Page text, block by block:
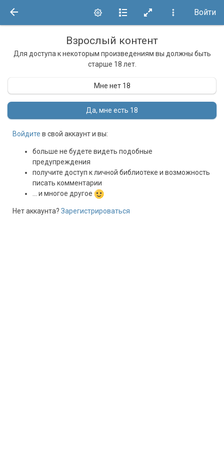
Войти
Взрослый контент
Для доступа к некоторым произведениям вы должны быть
старше 18 лет.
Мне нет 18
Да, мне есть 18
Войдите в свой аккаунт и вы:
больше не будете видеть подобные
предупреждения
получите доступ к личной библиотеке и возможность
писать комментарии
... и многое другое
Нет аккаунта? Зарегистрироваться